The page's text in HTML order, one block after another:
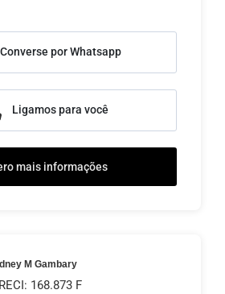
Converse por Whatsapp
Ligamos para você
mais informações
M Gambary
168.873 F